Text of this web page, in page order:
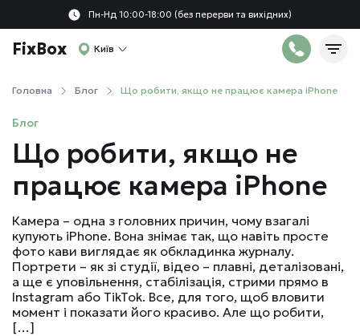
Пн-Нд 10:00-18:00 (без перерви та вихідних)
FixBox Київ
Головна Блог Що робити, якщо не працює камера iPhone
Блог
Що робити, якщо не
працює камера iPhone
Камера – одна з головних причин, чому взагалі
купують iPhone. Вона знімає так, що навіть просте
фото кави виглядає як обкладинка журналу.
Портрети – як зі студії, відео – плавні, деталізовані,
а ще є уповільнення, стабілізація, стрими прямо в
Instagram або TikTok. Все, для того, щоб вловити
момент і показати його красиво. Але що робити,
[…]